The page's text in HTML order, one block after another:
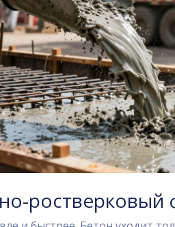
ростверковый